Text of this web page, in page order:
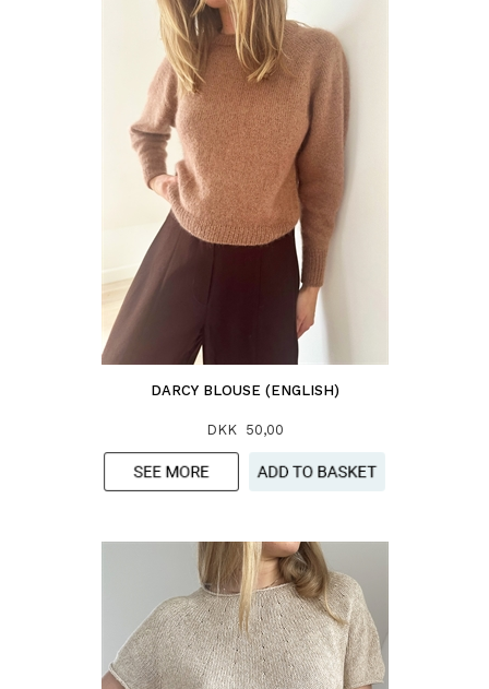
DARCY BLOUSE (ENGLISH)
DKK 50,00